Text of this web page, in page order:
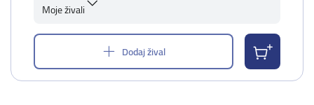
Moje živali
Dodaj žival